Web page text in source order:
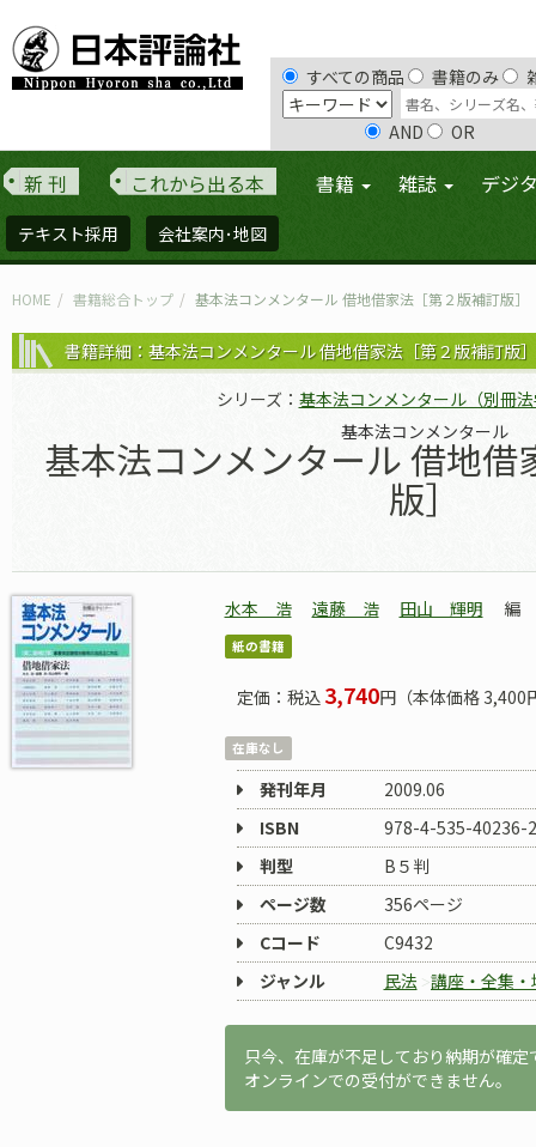
すべての商品 書籍のみ
AND OR
新 刊 これから出る本 書籍 雑誌 デジ
テキスト採用 会社案内･地図
HOME 書籍総合トップ 基本法コンメンタール 借地借家法［第２版補訂版］
書籍詳細：基本法コンメンタール 借地借家法［第２版補訂版］
シリーズ： 基本法コンメンタール（別冊
基本法コンメンタール
基本法コンメンタール 借地
版］
水本 浩 遠藤 浩 田山 輝明 編
紙の書籍
定価：税込 3,740円（本体価格 3,400
在庫なし
発刊年月
2009.06
ISBN
978-4-535-40236-2
判型
B５判
ページ数
356ページ
Cコード
C9432
ジャンル
民法 講座・全集
只今、在庫が不足しており納期が確定
オンラインでの受付ができません。